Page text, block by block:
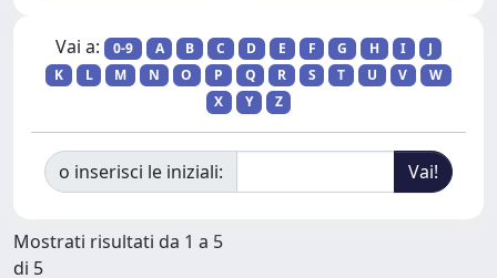
Vai a: 0-9 A B C D E F G H I
J
K
L M N O P Q R S T U V
W
X
Y Z
o inserisci le iniziali:
Mostrati risultati da 1 a 5
di 5